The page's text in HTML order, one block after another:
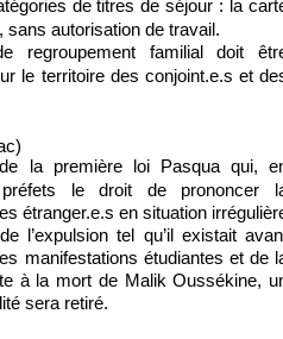
de titres de séjour : la
sans autorisation de travail.
regroupement familial doit
le territoire des conjoint.e.s et
la première loi Pasqua qui,
le droit de prononcer
étranger.e.s en situation
l’expulsion tel qu’il existait
manifestations étudiantes et de
à la mort de Malik Oussékine,
sera retiré.